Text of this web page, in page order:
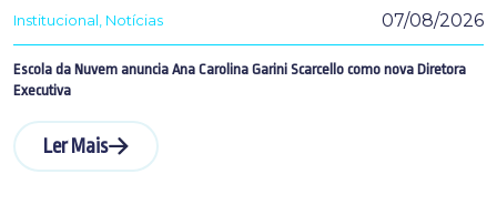
Institucional Notícias 07/08/2026
Escola da Nuvem anuncia Ana Carolina Garini Scarcello como nova Diretora
Executiva
Ler Mais